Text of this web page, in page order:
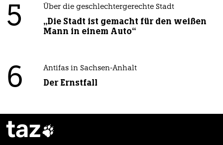
5 Über die geschlechtergerechte Stadt
„Die Stadt ist gemacht für den weißen
Mann in einem Auto“
6 Antifas in Sachsen-Anhalt
Der Ernstfall
taz